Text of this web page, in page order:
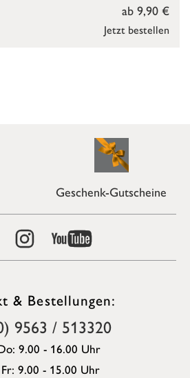
Jetzt bestellen
ab 9,90 €
Geschenk-Gutscheine
& Bestellungen:
9563 / 513320
9.00 - 16.00 Uhr
Fr: 9.00 - 15.00 Uhr